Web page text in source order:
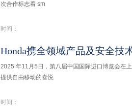
次合作标志着 sm
时间：
2025 年11月5日，第八届中国国际进口博览会在
提供自由移动的喜悦
时间：